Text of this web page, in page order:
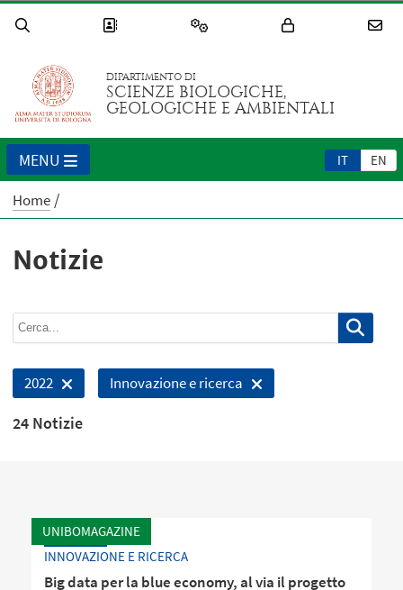
DIPARTIMENTO DI
SCIENZE BIOLOGICHE,
GEOLOGICHE E AMBIENTALI
IT EN
MENU
Home
Notizie
2022 Innovazione e ricerca
24 Notizie
UNIBOMAGAZINE
INNOVAZIONE E RICERCA
Big data per la blue economy, al via il progetto